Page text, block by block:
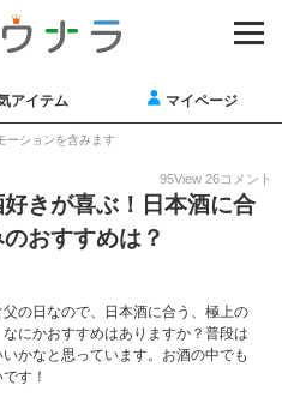
アイテム マイページ
ーションを含みます
95View 26コメント
好きが喜ぶ！日本酒に合
おすすめは？
の日なので、日本酒に合う、極上の
にかおすすめはありますか？普段は
かなと思っています。お酒の中でも
す！